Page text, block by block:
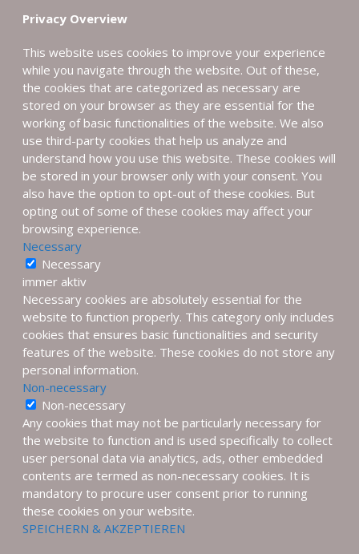
Privacy Overview
This website uses cookies to improve your experience
while you navigate through the website. Out of these,
the cookies that are categorized as necessary are
stored on your browser as they are essential for the
working of basic functionalities of the website. We also
use third-party cookies that help us analyze and
understand how you use this website. These cookies will
be stored in your browser only with your consent. You
also have the option to opt-out of these cookies. But
opting out of some of these cookies may affect your
browsing experience.
Necessary
Necessary
immer aktiv
Necessary cookies are absolutely essential for the
website to function properly. This category only includes
cookies that ensures basic functionalities and security
features of the website. These cookies do not store any
personal information.
Non-necessary
Non-necessary
Any cookies that may not be particularly necessary for
the website to function and is used specifically to collect
user personal data via analytics, ads, other embedded
contents are termed as non-necessary cookies. It is
mandatory to procure user consent prior to running
these cookies on your website.
SPEICHERN & AKZEPTIEREN